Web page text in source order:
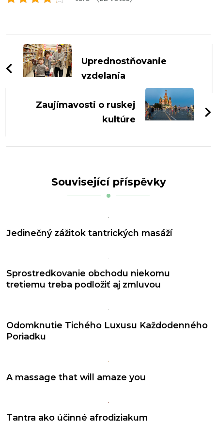
Navigace
příspěvkuUprednostňovanie
vzdelania
Zaujímavosti o ruskej
kultúre
Související příspěvky
Jedinečný zážitok tantrických masáží
Sprostredkovanie obchodu niekomu
tretiemu treba podložiť aj zmluvou
Odomknutie Tichého Luxusu Každodenného
Poriadku
A massage that will amaze you
Tantra ako účinné afrodiziakum